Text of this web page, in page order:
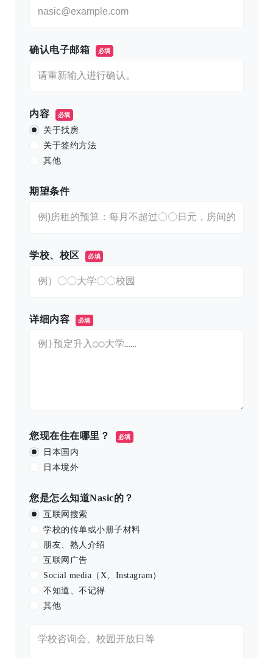
确认电子邮箱 必填
内容 必填
关于找房
关于签约方法
其他
期望条件
学校、校区 必填
详细内容 必填
您现在住在哪里？ 必填
日本国内
日本境外
您是怎么知道Nasic的？
互联网搜索
学校的传单或小册子材料
朋友、熟人介绍
互联网广告
Social media（X、Instagram）
不知道、不记得
其他